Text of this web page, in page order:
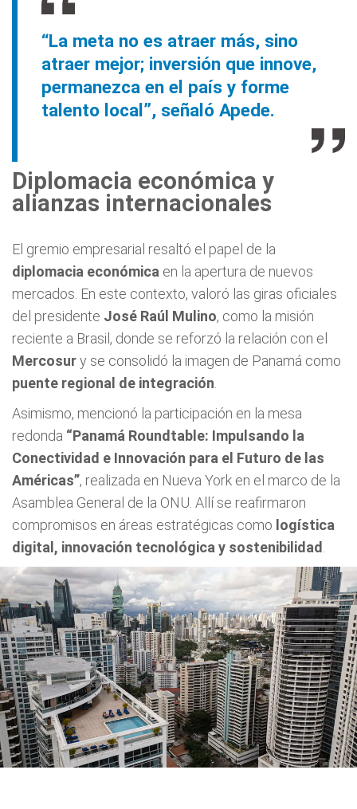
“La meta no es atraer más, sino
atraer mejor; inversión que innove,
permanezca en el país y forme
talento local”, señaló Apede.
Diplomacia económica y
alianzas internacionales
El gremio empresarial resaltó el papel de la
diplomacia económica en la apertura de nuevos
mercados. En este contexto, valoró las giras oficiales
del presidente José Raúl Mulino, como la misión
reciente a Brasil, donde se reforzó la relación con el
Mercosury se consolidó la imagen de Panamá como
puente regional de integración
Asimismo, mencionó la participación en la mesa
redonda “Panamá Roundtable: Impulsando la
Conectividad e Innovación para el Futuro de las
Américas”, realizada en Nueva York en el marco de la
Asamblea General de la ONU. Allí se reafirmaron
compromisos en áreas estratégicas como logística
digital, innovación tecnológica y sostenibilidad